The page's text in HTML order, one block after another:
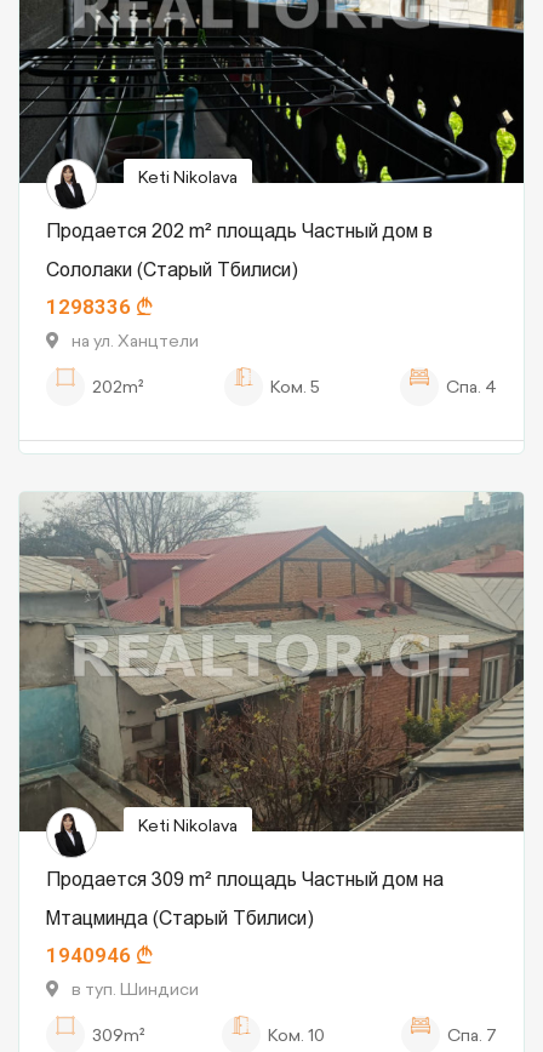
Keti Nikolava
Продается 202 m² площадь Частный дом в
Сололаки (Старый Тбилиси)
1298336
на ул. Ханцтели
202m²
Ком. 5 Спа. 4
Keti Nikolava
Продается 309 m² площадь Частный дом на
Мтацминда (Старый Тбилиси)
1940946
в туп. Шиндиси
309m²
Ком. 10 Спа. 7